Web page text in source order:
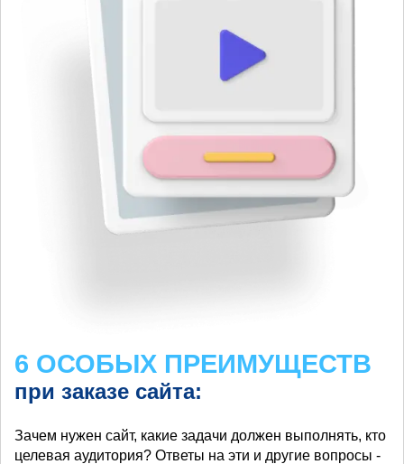
6 ОСОБЫХ ПРЕИМУЩЕСТВ
при заказе сайта:
Зачем нужен сайт, какие задачи должен выполнять, кто
целевая аудитория? Ответы на эти и другие вопросы -